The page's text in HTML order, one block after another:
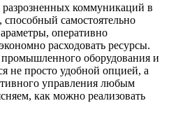
разрозненных коммуникаций в
самостоятельно
оперативно
расходовать ресурсы.
промышленного оборудования и
не просто удобной опцией, а
управления любым
как можно реализовать